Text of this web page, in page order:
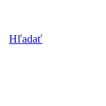
Hľadať